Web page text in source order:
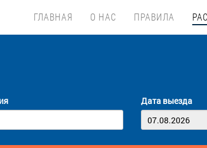
ГЛАВНАЯ О НАС ПРАВИЛА
Дата выезда